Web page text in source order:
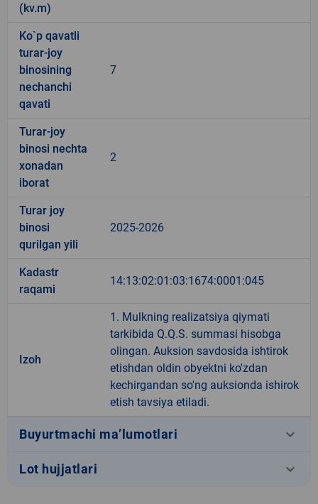
(kv.m)
Ko`p qavatli
turar-joy
binosining
nechanchi
qavati
7
Turar-joy
binosi nechta
xonadan
iborat
2
Turar joy
binosi
qurilgan yili
2025-2026
Kadastr
raqami
14:13:02:01:03:1674:0001:045
Izoh
1. Mulkning realizatsiya qiymati
tarkibida Q.Q.S. summasi hisobga
olingan. Auksion savdosida ishtirok
etishdan oldin obyektni ko'zdan
kechirgandan so'ng auksionda ishirok
etish tavsiya etiladi.
Buyurtmachi ma’lumotlari keyboard_arrow_down
Lot hujjatlari keyboard_arrow_down